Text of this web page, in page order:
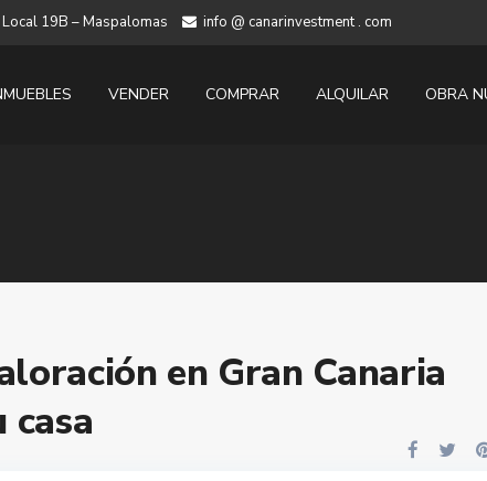
Local 19B – Maspalomas info @ canarinvestment . com
VENDER COMPRAR ALQUILAR OBRA
en Gran Canaria
casa